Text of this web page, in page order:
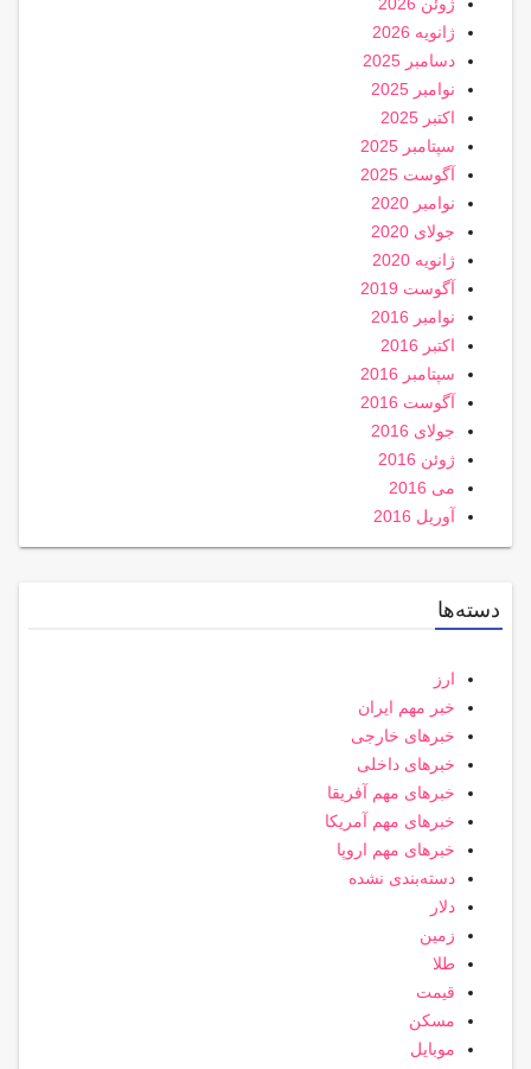
ژانویه 2026
دسامبر 2025
نوامبر 2025
اکتبر 2025
سپتامبر 2025
آگوست 2025
نوامبر 2020
جولای 2020
ژانویه 2020
آگوست 2019
نوامبر 2016
اکتبر 2016
سپتامبر 2016
آگوست 2016
جولای 2016
ژوئن 2016
می 2016
آوریل 2016
دسته‌ها
ارز
خبر مهم ایران
خبرهای خارجی
خبرهای داخلی
خبرهای مهم آفریقا
خبرهای مهم آمریکا
خبرهای مهم اروپا
دسته‌بندی نشده
دلار
زمین
طلا
قیمت
مسکن
موبایل